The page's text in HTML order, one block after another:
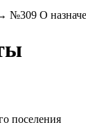
№309 О
поселения